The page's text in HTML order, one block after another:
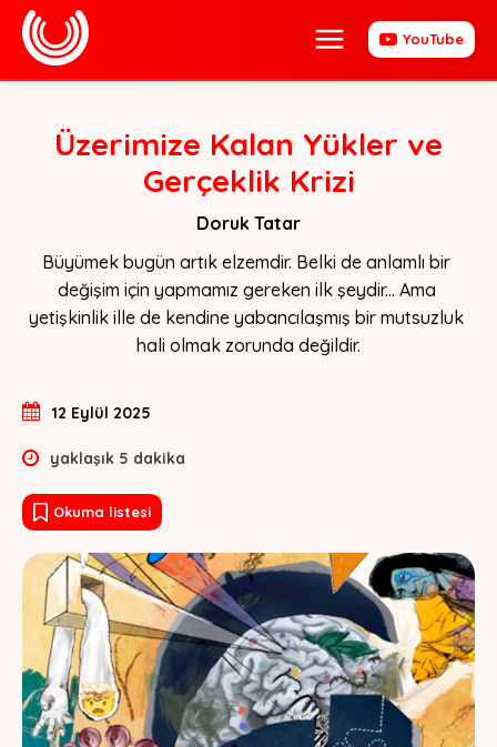
YouTube
Üzerimize Kalan Yükler ve
Gerçeklik Krizi
Doruk Tatar
Büyümek bugün artık elzemdir. Belki de anlamlı bir
değişim için yapmamız gereken ilk şeydir... Ama
yetişkinlik ille de kendine yabancılaşmış bir mutsuzluk
hali olmak zorunda değildir.
12 Eylül 2025
yaklaşık 5 dakika
Okuma listesi